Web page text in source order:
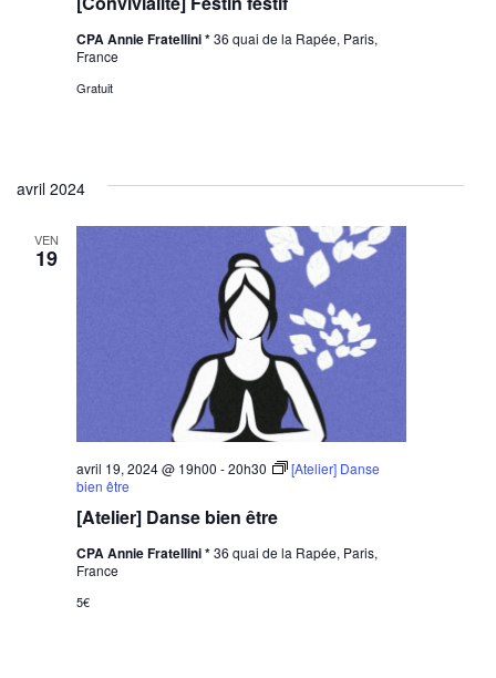
CPA Annie Fratellini *36 quai de la Rapée, Paris,
France
Gratuit
avril 2024
VEN
19
[Atelier] Danse bien être
avril 19, 2024 @ 19h00 -20h30
[Atelier] Danse
bien être
CPA Annie Fratellini *36 quai de la Rapée, Paris,
France
5€